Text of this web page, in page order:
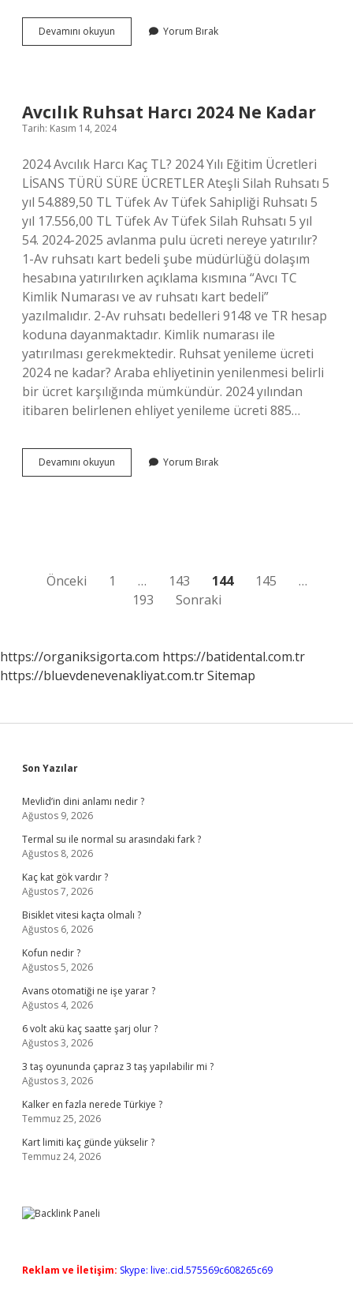
Devamını okuyun
Cumhuriyetinin
Yorum Bırak
Avcılık Ruhsat Harcı 2024 Ne Kadar
Tarih: Kasım 14, 2024
2024 Avcılık Harcı Kaç TL? 2024 Yılı Eğitim Ücretleri
LİSANS TÜRÜ SÜRE ÜCRETLER Ateşli Silah Ruhsatı 5
yıl 54.889,50 TL Tüfek Av Tüfek Sahipliği Ruhsatı 5
yıl 17.556,00 TL Tüfek Av Tüfek Silah Ruhsatı 5 yıl
54. 2024-2025 avlanma pulu ücreti nereye yatırılır?
1-Av ruhsatı kart bedeli şube müdürlüğü dolaşım
hesabına yatırılırken açıklama kısmına “Avcı TC
Kimlik Numarası ve av ruhsatı kart bedeli”
yazılmalıdır. 2-Av ruhsatı bedelleri 9148 ve TR hesap
koduna dayanmaktadır. Kimlik numarası ile
yatırılması gerekmektedir. Ruhsat yenileme ücreti
2024 ne kadar? Araba ehliyetinin yenilenmesi belirli
bir ücret karşılığında mümkündür. 2024 yılından
itibaren belirlenen ehliyet yenileme ücreti 885…
Devamını okuyun
Ruhsat
Yorum Bırak
Yazı
sayfalaması
Önceki 1 … 143 144 145
…
193
Sonraki
https://organiksigorta.com https://batidental.com.tr
https://bluevdenevenakliyat.com.trSitemap
Sidebar
Son Yazılar
Mevlid’in dini anlamı nedir ?
Ağustos 9, 2026
Termal su ile normal su arasındaki fark ?
Ağustos 8, 2026
Kaç kat gök vardır ?
Ağustos 7, 2026
Bisiklet vitesi kaçta olmalı ?
Ağustos 6, 2026
Kofun nedir ?
Ağustos 5, 2026
Avans otomatiği ne işe yarar ?
Ağustos 4, 2026
6 volt akü kaç saatte şarj olur ?
Ağustos 3, 2026
3 taş oyununda çapraz 3 taş yapılabilir mi ?
Ağustos 3, 2026
Kalker en fazla nerede Türkiye ?
Temmuz 25, 2026
Kart limiti kaç günde yükselir ?
Temmuz 24, 2026
Reklam ve İletişim: Skype: live:.cid.575569c608265c69